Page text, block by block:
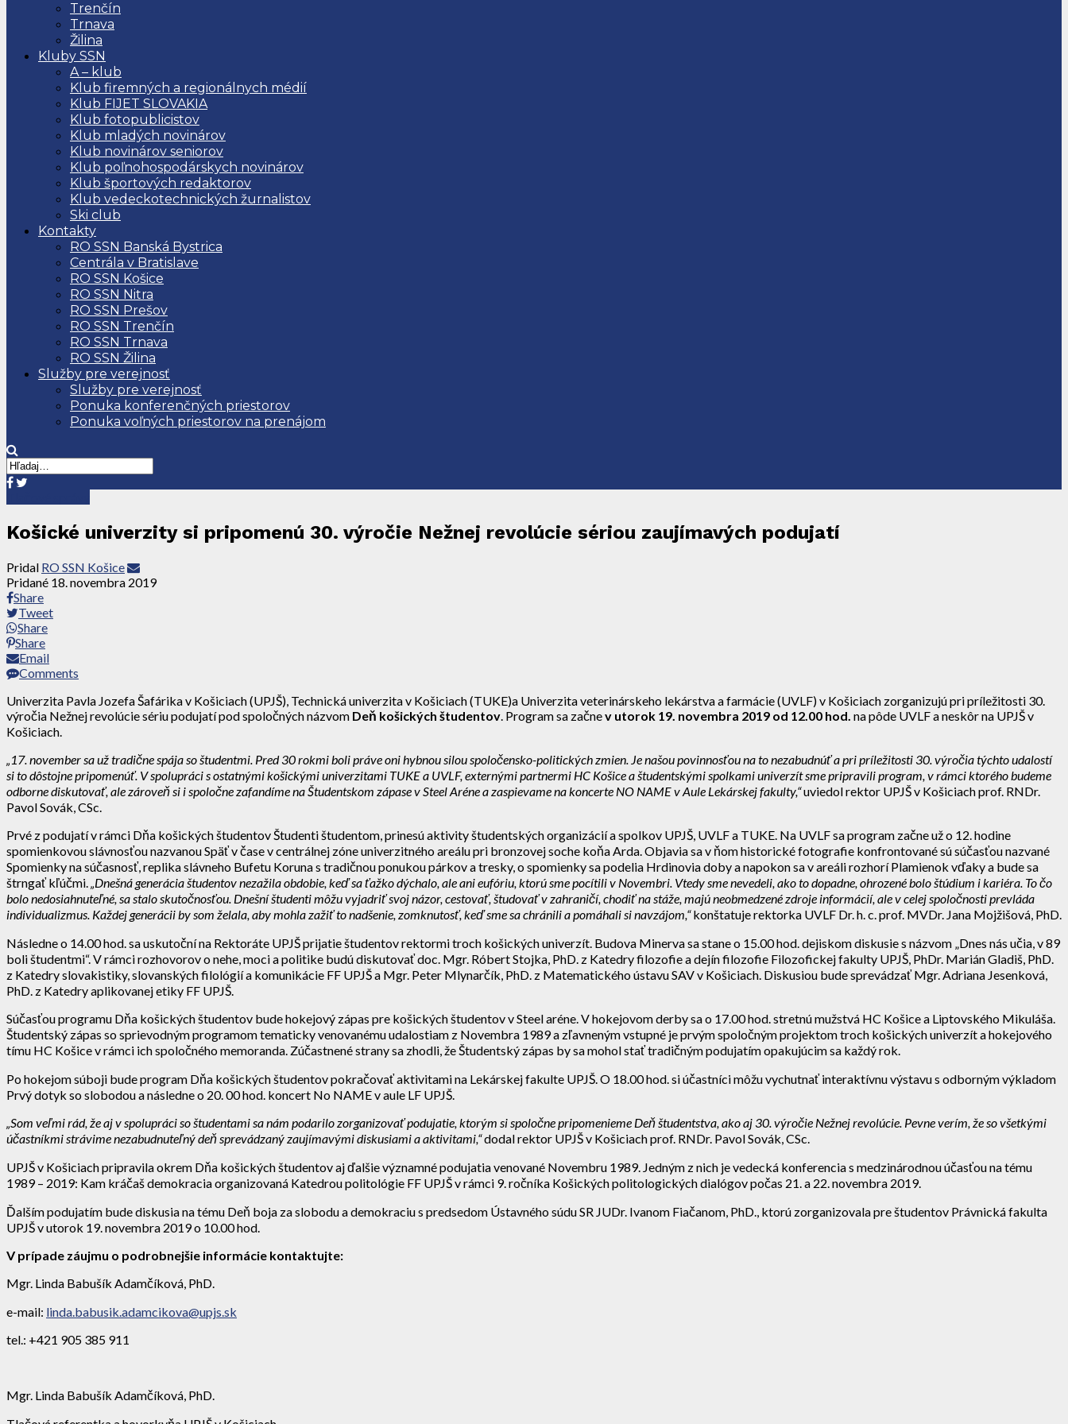
Trenčín
Trnava
Žilina
Kluby SSN
A – klub
Klub firemných a regionálnych médií
Klub FIJET SLOVAKIA
Klub fotopublicistov
Klub mladých novinárov
Klub novinárov seniorov
Klub poľnohospodárskych novinárov
Klub športových redaktorov
Klub vedeckotechnických žurnalistov
Ski club
Kontakty
RO SSN Banská Bystrica
Centrála v Bratislave
RO SSN Košice
RO SSN Nitra
RO SSN Prešov
RO SSN Trenčín
RO SSN Trnava
RO SSN Žilina
Služby pre verejnosť
Služby pre verejnosť
Ponuka konferenčných priestorov
Ponuka voľných priestorov na prenájom
Košické univerzity si pripomenú 30. výročie Nežnej revolúcie sériou zaujímavých podujatí
Pridal RO SSN Košice
Pridané 18. novembra 2019
Share
Tweet
Share
Share
Email
Comments
Univerzita Pavla Jozefa Šafárika v Košiciach (UPJŠ), Technická univerzita v Košiciach (TUKE)a Univerzita veterinárskeho lekárstva a farmácie (UVLF) v Košiciach zorganizujú pri príležitosti 30.
výročia Nežnej revolúcie sériu podujatí pod spoločných názvom Deň košických študentov . Program sa začnev utorok 19. novembra 2019 od 12.00 hod. na pôde UVLF a neskôr na UPJŠ v
Košiciach.
„17. november sa už tradične spája so študentmi. Pred 30 rokmi boli práve oni hybnou silou spoločensko-politických zmien. Je našou povinnosťou na to nezabudnúť a pri príležitosti 30. výročia týchto udalostí
si to dôstojne pripomenúť. V spolupráci s ostatnými košickými univerzitami TUKE a UVLF, externými partnermi HC Košice a študentskými spolkami univerzít sme pripravili program, v rámci ktorého budeme
odborne diskutovať, ale zároveň si i spoločne zafandíme na Študentskom zápase v Steel Aréne a zaspievame na koncerte NO NAME v Aule Lekárskej fakulty,“uviedol rektor UPJŠ v Košiciach prof. RNDr.
Pavol Sovák, CSc.
Prvé z podujatí v rámci Dňa košických študentov Študenti študentom, prinesú aktivity študentských organizácií a spolkov UPJŠ, UVLF a TUKE. Na UVLF sa program začne už o 12. hodine
spomienkovou slávnosťou nazvanou Späť v čase v centrálnej zóne univerzitného areálu pri bronzovej soche koňa Arda. Objavia sa v ňom historické fotografie konfrontované sú súčasťou nazvané
Spomienky na súčasnosť, replika slávneho Bufetu Koruna s tradičnou ponukou párkov a tresky, o spomienky sa podelia Hrdinovia doby a napokon sa v areáli rozhorí Plamienok vďaky a bude sa
štrngať kľúčmi.
„Dnešná generácia študentov nezažila obdobie, keď sa ťažko dýchalo, ale ani eufóriu, ktorú sme pocítili v Novembri. Vtedy sme nevedeli, ako to dopadne, ohrozené bolo štúdium i kariéra. To čo
bolo nedosiahnuteľné, sa stalo skutočnosťou. Dnešní študenti môžu vyjadriť svoj názor, cestovať, študovať v zahraničí, chodiť na stáže, majú neobmedzené zdroje informácií, ale v celej spoločnosti prevláda
individualizmus. Každej generácii by som želala, aby mohla zažiť to nadšenie, zomknutosť, keď sme sa chránili a pomáhali si navzájom,“konštatuje rektorka UVLF Dr. h. c. prof. MVDr. Jana Mojžišová, PhD.
Následne o 14.00 hod. sa uskutoční na Rektoráte UPJŠ prijatie študentov rektormi troch košických univerzít. Budova Minerva sa stane o 15.00 hod. dejiskom diskusie s názvom „Dnes nás učia, v 89
boli študentmi“. V rámci rozhovorov o nehe, moci a politike budú diskutovať doc. Mgr. Róbert Stojka, PhD. z Katedry filozofie a dejín filozofie Filozofickej fakulty UPJŠ, PhDr. Marián Gladiš, PhD.
z Katedry slovakistiky, slovanských filológií a komunikácie FF UPJŠ a Mgr. Peter Mlynarčík, PhD. z Matematického ústavu SAV v Košiciach. Diskusiou bude sprevádzať Mgr. Adriana Jesenková,
PhD. z Katedry aplikovanej etiky FF UPJŠ.
Súčasťou programu Dňa košických študentov bude hokejový zápas pre košických študentov v Steel aréne. V hokejovom derby sa o 17.00 hod. stretnú mužstvá HC Košice a Liptovského Mikuláša.
Študentský zápas so sprievodným programom tematicky venovanému udalostiam z Novembra 1989 a zľavneným vstupné je prvým spoločným projektom troch košických univerzít a hokejového
tímu HC Košice v rámci ich spoločného memoranda. Zúčastnené strany sa zhodli, že Študentský zápas by sa mohol stať tradičným podujatím opakujúcim sa každý rok.
Po hokejom súboji bude program Dňa košických študentov pokračovať aktivitami na Lekárskej fakulte UPJŠ. O 18.00 hod. si účastníci môžu vychutnať interaktívnu výstavu s odborným výkladom
Prvý dotyk so slobodou a následne o 20. 00 hod. koncert No NAME v aule LF UPJŠ.
„Som veľmi rád, že aj v spolupráci so študentami sa nám podarilo zorganizovať podujatie, ktorým si spoločne pripomenieme Deň študentstva, ako aj 30. výročie Nežnej revolúcie. Pevne verím, že so všetkými
účastníkmi strávime nezabudnuteľný deň sprevádzaný zaujímavými diskusiami a aktivitami,“dodal rektor UPJŠ v Košiciach prof. RNDr. Pavol Sovák, CSc.
UPJŠ v Košiciach pripravila okrem Dňa košických študentov aj ďalšie významné podujatia venované Novembru 1989. Jedným z nich je vedecká konferencia s medzinárodnou účasťou na tému
1989 – 2019: Kam kráčaš demokracia organizovaná Katedrou politológie FF UPJŠ v rámci 9. ročníka Košických politologických dialógov počas 21. a 22. novembra 2019.
Ďalším podujatím bude diskusia na tému Deň boja za slobodu a demokraciu s predsedom Ústavného súdu SR JUDr. Ivanom Fiačanom, PhD., ktorú zorganizovala pre študentov Právnická fakulta
UPJŠ v utorok 19. novembra 2019 o 10.00 hod.
V prípade záujmu o podrobnejšie informácie kontaktujte:
Mgr. Linda Babušík Adamčíková, PhD.
e-mail: linda.babusik.adamcikova@upjs.sk
tel.: +421 905 385 911
Mgr. Linda Babušík Adamčíková, PhD.